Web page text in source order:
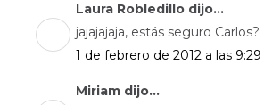
Laura Robledillo dijo...
jajajajaja, estás seguro Carlos?
1 de febrero de 2012 a las 9:29
Miriam dijo...